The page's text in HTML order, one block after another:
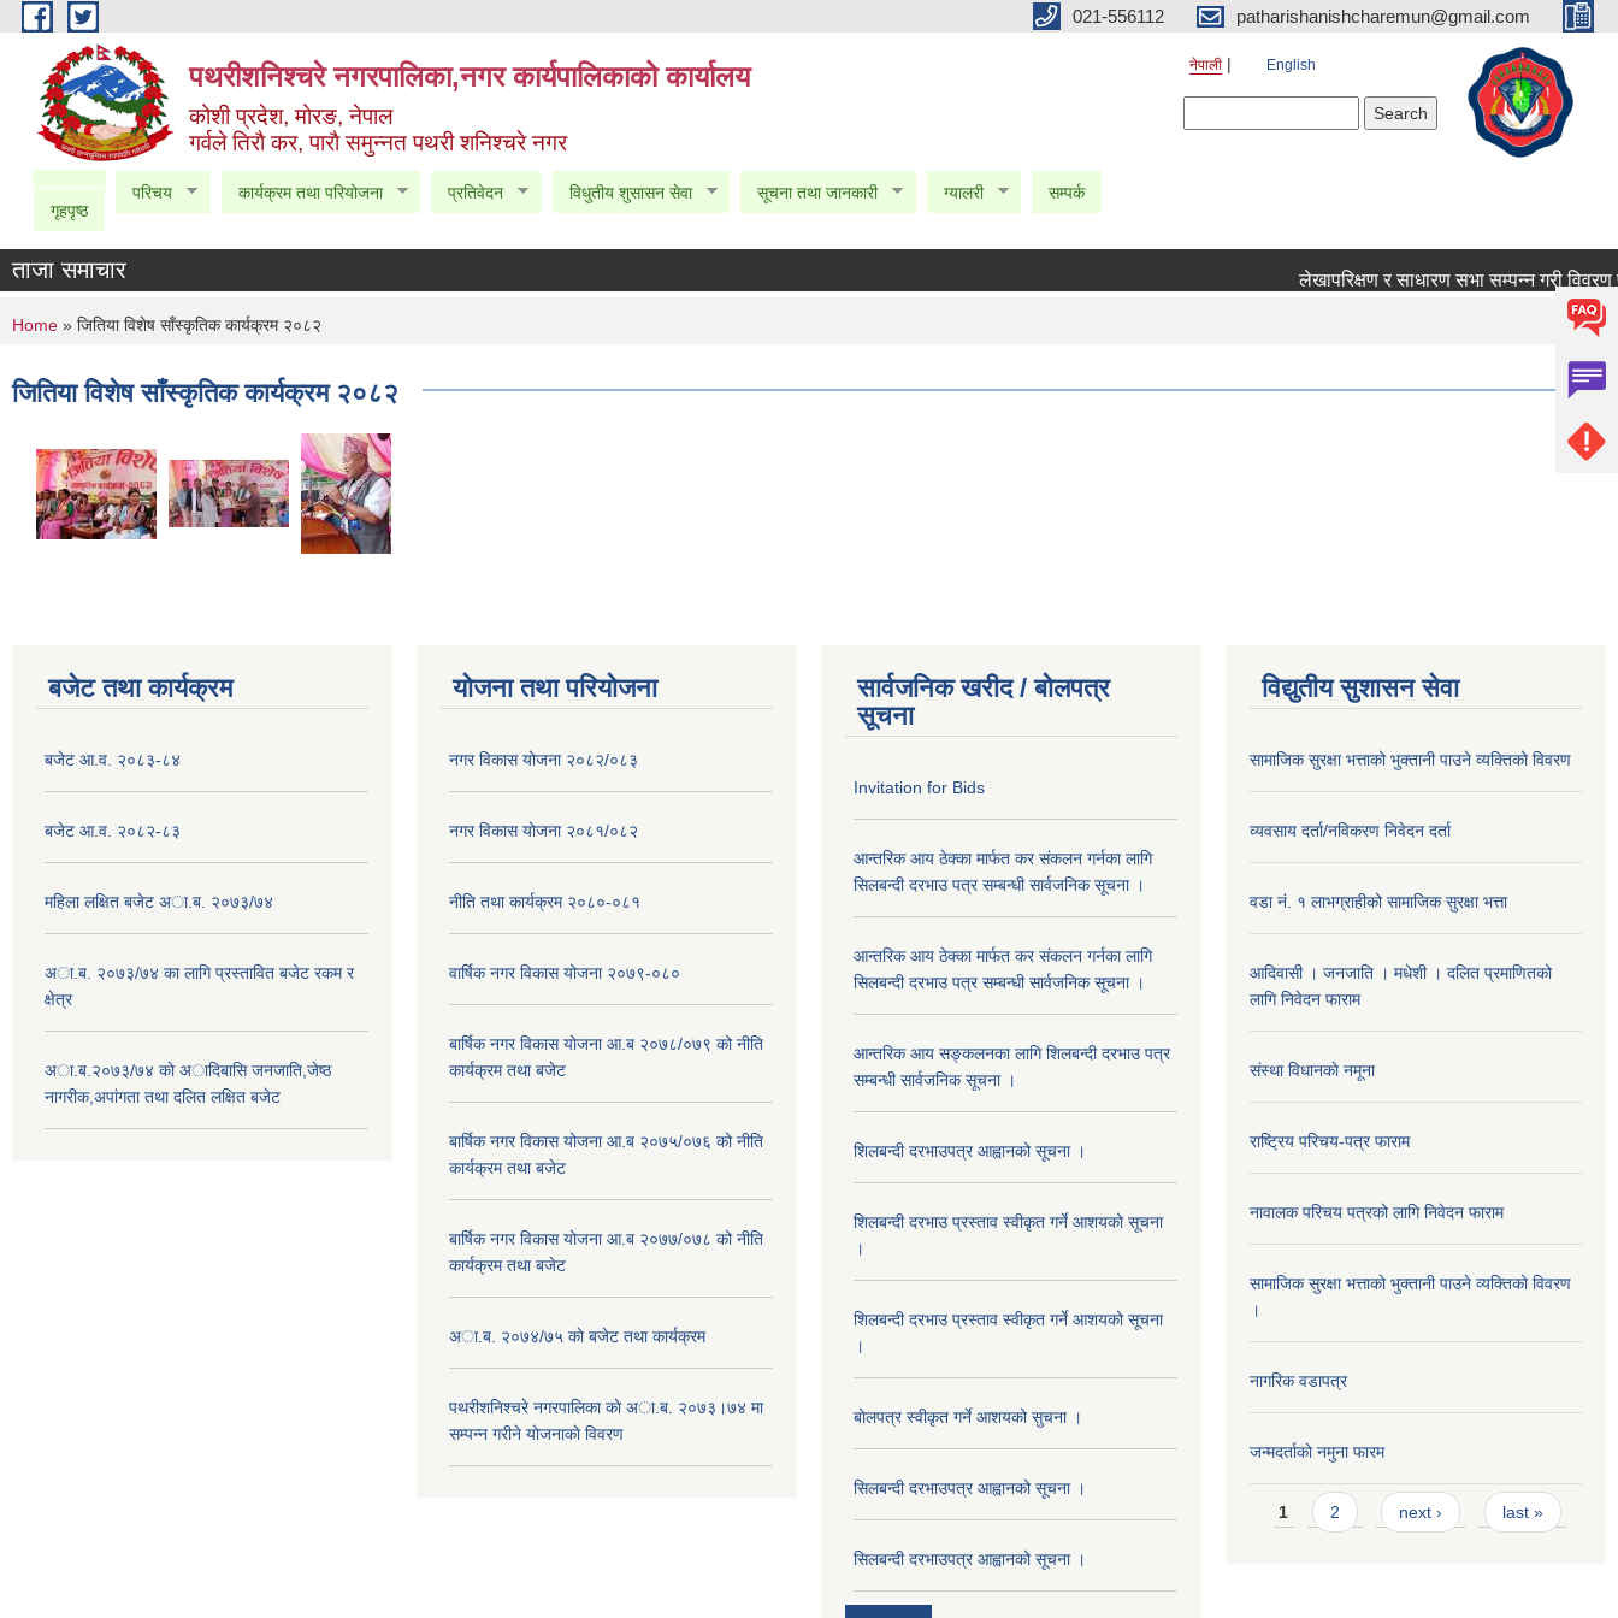
Skip to main content 021-556112 patharishanishcharemun@gmail.com
पथरीशनिश्चरे नगरपालिका,नगर कार्यपालिकाको कार्यालय
कोशी प्रदेश, मोरङ, नेपाल
गर्वले तिराै कर, पाराै समुन्नत पथरी शनिश्चरे नगर
नेपाली English
गृहपृष्ठ
परिचय कार्यक्रम तथा परियोजना प्रतिवेदन विधुतीय शुसासन सेवा सूचना तथा जानकारी ग्यालरी सम्पर्क
ताजा समाचार लेखापरिक्षण र साधारण सभा सम्पन्न गरी विवरण
You are here
Home » जितिया विशेष साँस्कृतिक कार्यक्रम २०८२
जितिया विशेष साँस्कृतिक कार्यक्रम २०८२
बजेट तथा कार्यक्रम
बजेट आ.व. २०८३-८४
बजेट आ.व. २०८२-८३
महिला लक्षित बजेट अा.ब. २०७३/७४
अा.ब. २०७३/७४ का लागि प्रस्तावित बजेट रकम र
क्षेत्र
अा.ब.२०७३/७४ काे अादिबासि जनजाति,जेष्ठ
नागरीक,अपांगता तथा दलित लक्षित बजेट
योजना तथा परियोजना
नगर विकास योजना २०८२/०८३
नगर विकास योजना २०८१/०८२
नीति तथा कार्यक्रम २०८०-०८१
वार्षिक नगर विकास योजना २०७९-०८०
बार्षिक नगर विकास योजना आ.ब २०७८/०७९ को नीति
कार्यक्रम तथा बजेट
बार्षिक नगर विकास योजना आ.ब २०७५/०७६ को नीति
कार्यक्रम तथा बजेट
बार्षिक नगर विकास योजना आ.ब २०७७/०७८ को नीति
कार्यक्रम तथा बजेट
अा.ब. २०७४/७५ काे बजेट तथा कार्यक्रम
पथरीशनिश्चरे नगरपालिका काे अा.ब. २०७३।७४ मा
सम्पन्न गरीने याेजनाकाे विवरण
सार्वजनिक खरीद / बोलपत्र
सूचना
Invitation for Bids
आन्तरिक आय ठेक्का मार्फत कर संकलन गर्नका लागि
सिलबन्दी दरभाउ पत्र सम्बन्धी सार्वजनिक सूचना ।
आन्तरिक आय ठेक्का मार्फत कर संकलन गर्नका लागि
सिलबन्दी दरभाउ पत्र सम्बन्धी सार्वजनिक सूचना ।
आन्तरिक आय सङ्कलनका लागि शिलबन्दी दरभाउ पत्र
सम्बन्धी सार्वजनिक सूचना ।
शिलबन्दी दरभाउपत्र आह्वानको सूचना ।
शिलबन्दी दरभाउ प्रस्ताव स्वीकृत गर्ने आशयको सूचना
।
शिलबन्दी दरभाउ प्रस्ताव स्वीकृत गर्ने आशयको सूचना
।
बोलपत्र स्वीकृत गर्ने आशयको सुचना ।
सिलबन्दी दरभाउपत्र आह्वानको सूचना ।
सिलबन्दी दरभाउपत्र आह्वानको सूचना ।
विद्युतीय सुशासन सेवा
सामाजिक सुरक्षा भत्ताको भुक्तानी पाउने व्यक्तिको विवरण
व्यवसाय दर्ता/नविकरण निवेदन दर्ता
वडा नं. १ लाभग्राहीको सामाजिक सुरक्षा भत्ता
आदिवासी । जनजाति । मधेशी । दलित प्रमाणितको
लागि निवेदन फाराम
संस्था विधानकाे नमूना
राष्ट्रिय परिचय-पत्र फाराम
नावालक परिचय पत्रको लागि निवेदन फाराम
सामाजिक सुरक्षा भत्ताको भुक्तानी पाउने व्यक्तिको विवरण
।
नागरिक वडापत्र
जन्मदर्ताकाे नमुना फारम
Pages
1 2 next › last »